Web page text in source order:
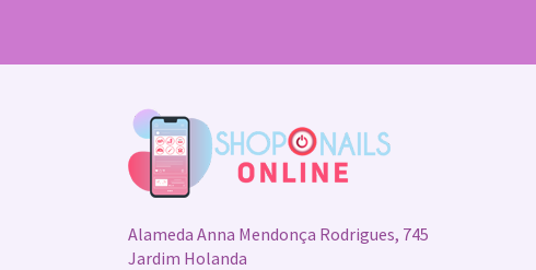
Alameda Anna Mendonça Rodrigues, 745
Jardim Holanda